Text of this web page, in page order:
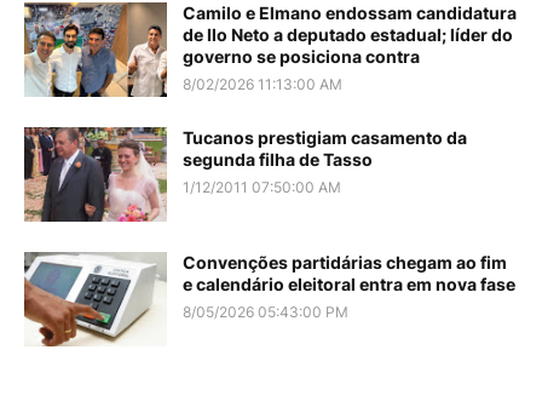
Camilo e Elmano endossam candidatura
de Ilo Neto a deputado estadual; líder do
governo se posiciona contra
8/02/2026 11:13:00 AM
Tucanos prestigiam casamento da
segunda filha de Tasso
1/12/2011 07:50:00 AM
Convenções partidárias chegam ao fim
e calendário eleitoral entra em nova fase
8/05/2026 05:43:00 PM